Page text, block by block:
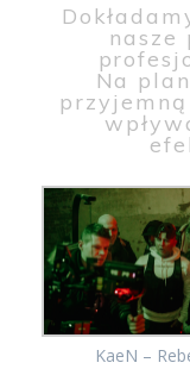
nasze
Na
KaeN –